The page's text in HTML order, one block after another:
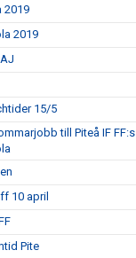
2019
2019
15/5
till Piteå IF FF:s
10 april
Pite